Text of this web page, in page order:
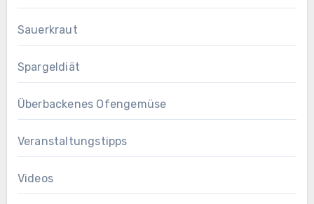
Sauerkraut
Spargeldiät
Überbackenes Ofengemüse
Veranstaltungstipps
Videos